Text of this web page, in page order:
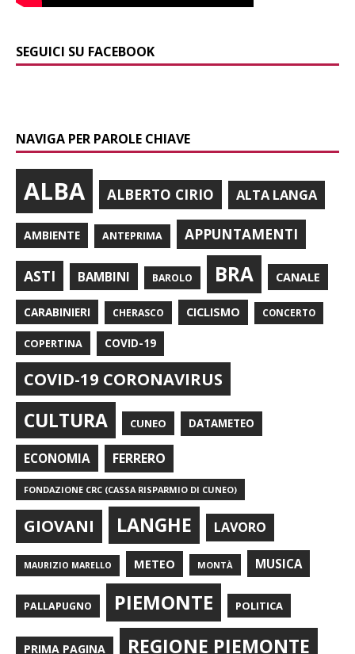
SEGUICI SU FACEBOOK
NAVIGA PER PAROLE CHIAVE
ALBA ALBERTO CIRIO ALTA LANGA
AMBIENTE ANTEPRIMA APPUNTAMENTI
ASTI BAMBINI BAROLO BRA CANALE
CARABINIERI CHERASCO CICLISMO CONCERTO
COPERTINA COVID-19
COVID-19 CORONAVIRUS
CULTURA CUNEO DATAMETEO
ECONOMIA FERRERO
FONDAZIONE CRC (CASSA RISPARMIO DI CUNEO)
GIOVANI LANGHE LAVORO
MAURIZIO MARELLO METEO MONTÀ MUSICA
PALLAPUGNO PIEMONTE POLITICA
PRIMA PAGINA REGIONE PIEMONTE